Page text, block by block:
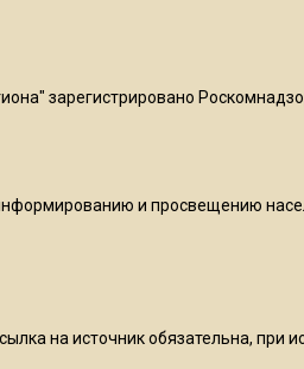
зарегистрировано
и просвещению
на источник обязательна, при